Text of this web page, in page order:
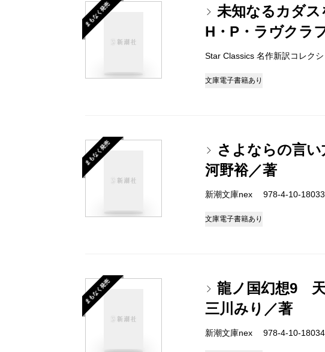
まもなく発売
未知なるカダス
H・P・ラヴクラ
Star Classics 名作新訳コレ
文庫電子書籍あり
まもなく発売
さよならの言
河野裕／著
新潮文庫nex 978-4-10-
文庫電子書籍あり
まもなく発売
龍ノ国幻想9
三川みり／著
新潮文庫nex 978-4-10-